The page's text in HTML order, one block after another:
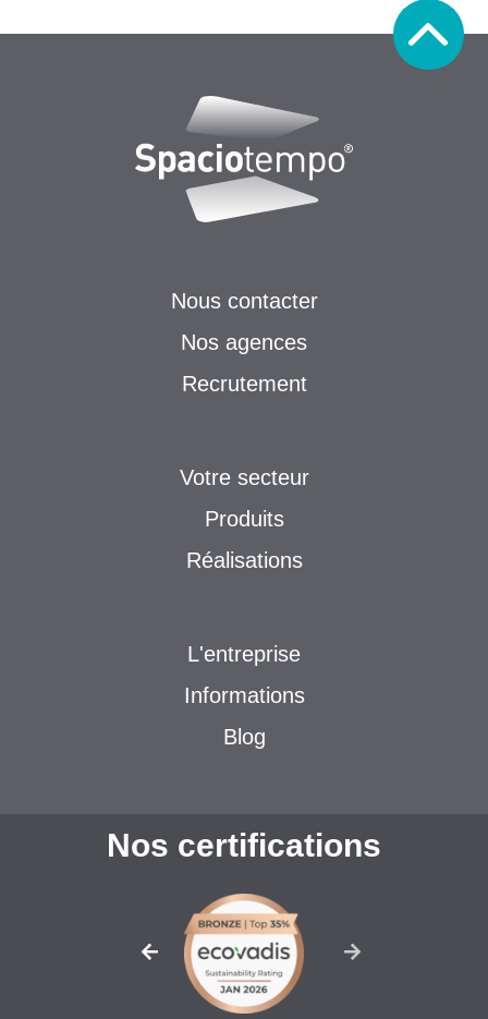
Nous contacter
Nos agences
Recrutement
Votre secteur
Produits
Réalisations
L'entreprise
Informations
Blog
Nos certifications